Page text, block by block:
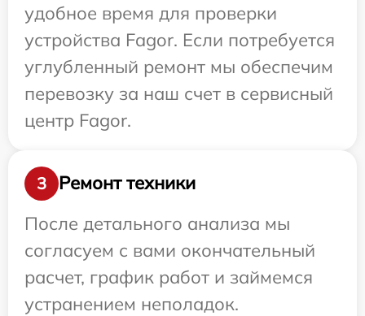
удобное время для проверки
устройства Fagor. Если потребуется
углубленный ремонт мы обеспечим
перевозку за наш счет в сервисный
центр Fagor.
3
Ремонт техники
После детального анализа мы
согласуем с вами окончательный
расчет, график работ и займемся
устранением неполадок.